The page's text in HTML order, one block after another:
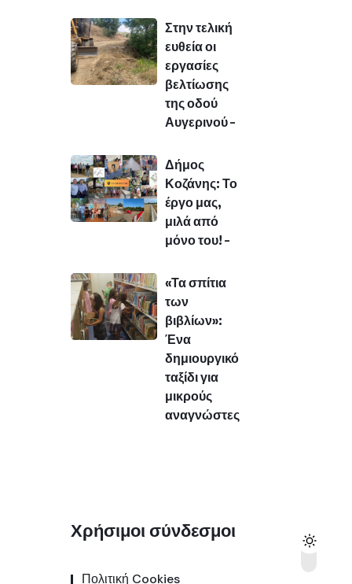
Στην τελική
ευθεία οι
εργασίες
βελτίωσης
της οδού
Αυγερινού –
Δήμος
Κοζάνης: Το
έργο μας,
μιλά από
μόνο του! –
«Τα σπίτια
των
βιβλίων»:
Ένα
δημιουργικό
ταξίδι για
μικρούς
αναγνώστες
Χρήσιμοι σύνδεσμοι
Πολιτική Cookies